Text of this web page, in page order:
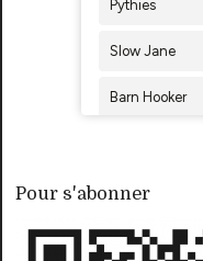
Pour s'abonner